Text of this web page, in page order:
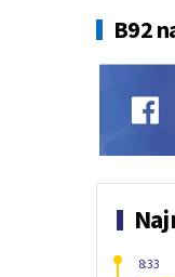
B92
8:33